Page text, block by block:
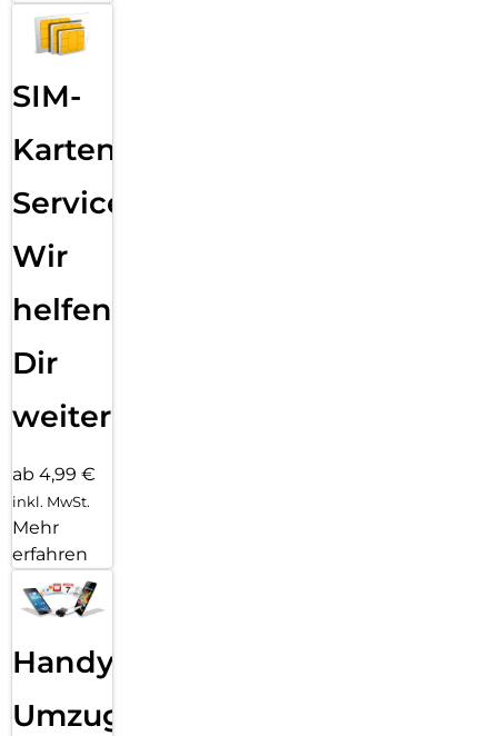
SIM-
Karten
Service:
Wir
helfen
Dir
weiter
ab 4,99 €
inkl. MwSt.
Mehr
erfahren
Handy
Umzug